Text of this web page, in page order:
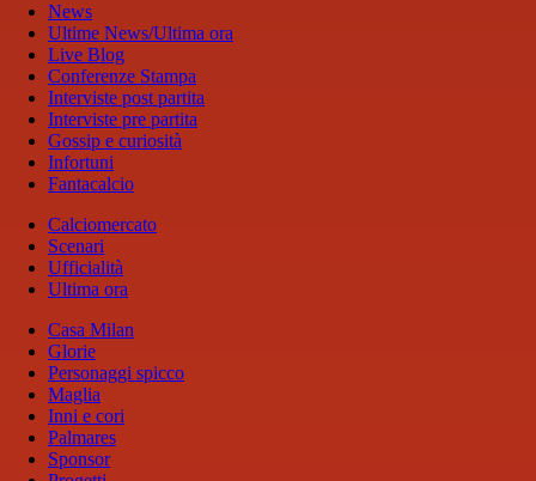
News
Ultime News/Ultima ora
Live Blog
Conferenze Stampa
Interviste post partita
Interviste pre partita
Gossip e curiosità
Infortuni
Fantacalcio
Calciomercato
Scenari
Ufficialità
Ultima ora
Casa Milan
Glorie
Personaggi spicco
Maglia
Inni e cori
Palmares
Sponsor